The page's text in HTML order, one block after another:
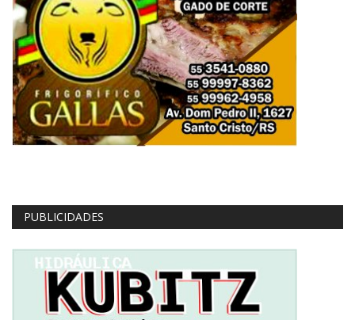
PUBLICIDADES